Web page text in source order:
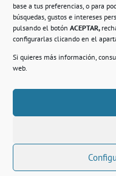
base a tus preferencias, o para
búsquedas, gustos e intereses
pulsando el botón ACEPTAR,
configurarlas clicando en el
Si quieres más información,
web.
Política de Cookies.
© 2021. Realizado